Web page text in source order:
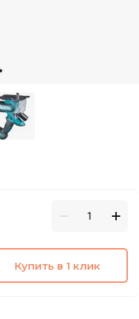
Купить в 1 клик